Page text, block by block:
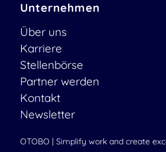
Unternehmen
Über uns
Karriere
Stellenbörse
Partner werden
Kontakt
Newsletter
OTOBO | Simplify work and create